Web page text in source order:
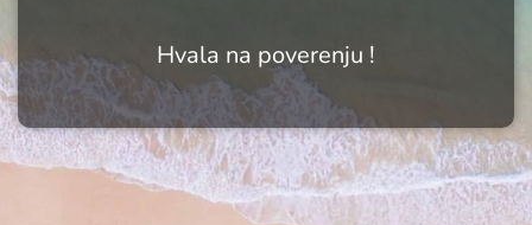
Hvala na poverenju !